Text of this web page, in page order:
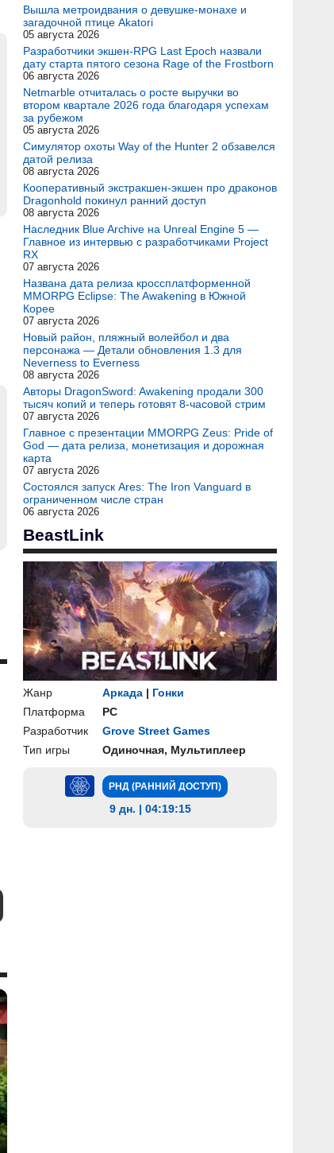
Вышла метроидвания о девушке-монахе и
загадочной птице Akatori
05 августа 2026
Разработчики экшен-RPG Last Epoch назвали
дату старта пятого сезона Rage of the Frostborn
06 августа 2026
Netmarble отчиталась о росте выручки во
втором квартале 2026 года благодаря успехам
за рубежом
05 августа 2026
Симулятор охоты Way of the Hunter 2 обзавелся
датой релиза
08 августа 2026
Кооперативный экстракшен-экшен про драконов
Dragonhold покинул ранний доступ
08 августа 2026
Наследник Blue Archive на Unreal Engine 5 —
Главное из интервью с разработчиками Project
RX
07 августа 2026
Названа дата релиза кроссплатформенной
MMORPG Eclipse: The Awakening в Южной
Корее
07 августа 2026
Новый район, пляжный волейбол и два
персонажа — Детали обновления 1.3 для
Neverness to Everness
08 августа 2026
Авторы DragonSword: Awakening продали 300
тысяч копий и теперь готовят 8-часовой стрим
07 августа 2026
Главное с презентации MMORPG Zeus: Pride of
God — дата релиза, монетизация и дорожная
карта
07 августа 2026
Состоялся запуск Ares: The Iron Vanguard в
ограниченном числе стран
06 августа 2026
BeastLink
Жанр Аркада | Гонки
Платформа
PC
Разработчик
Grove Street Games
Тип игры
Одиночная, Мультиплеер
РНД (РАННИЙ ДОСТУП)
9 дн. | 04:19:14